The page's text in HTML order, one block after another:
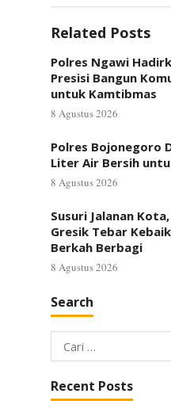
Related Posts
Polres Ngawi
Presisi Bangun
untuk Kamtibmas
8 Agustus 2026
Polres Bojonegoro
Liter Air Bersih
8 Agustus 2026
Susuri Jalanan
Gresik Tebar
Berkah Berbagi
8 Agustus 2026
Search
Cari
untuk:
Recent Posts